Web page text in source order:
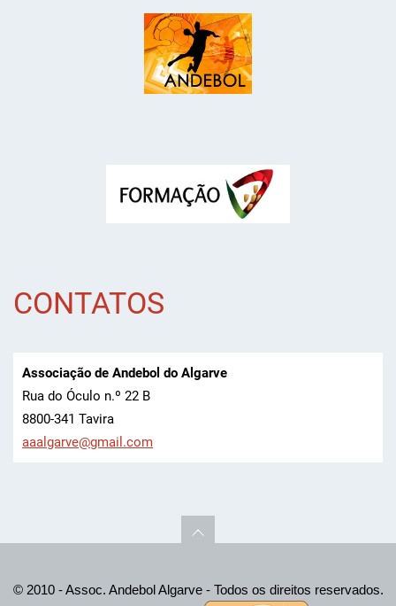
CONTATOS
Associação de Andebol do Algarve
Rua do Óculo n.º 22 B
8800-341 Tavira
aaalgarve@gmail.com
© 2010 - Assoc. Andebol Algarve - Todos os direitos reservados.